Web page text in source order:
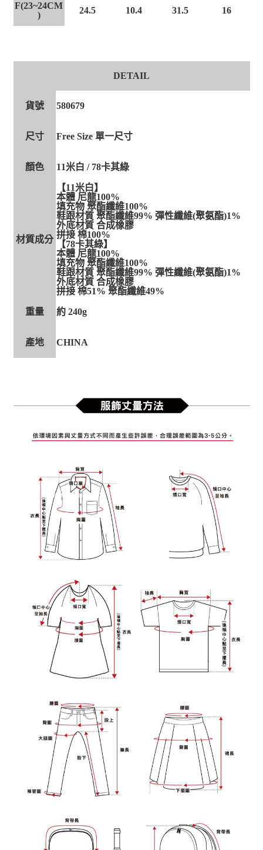
F(23~24CM
)
24.5 10.4 31.5 16
DETAIL
貨號 580679
尺寸 Free Size 單一尺寸
顏色 11米白 / 78卡其綠
材質成分
【11米白】
本體 尼龍100%
填充物 聚酯纖維100%
鞋跟材質 聚酯纖維99% 彈性纖維(聚氨酯)1%
外底材質 合成橡膠
拼接 棉100%
【78卡其綠】
本體 尼龍100%
填充物 聚酯纖維100%
鞋跟材質 聚酯纖維99% 彈性纖維(聚氨酯)1%
外底材質 合成橡膠
拼接 棉51% 聚酯纖維49%
重量 約 240g
產地 CHINA